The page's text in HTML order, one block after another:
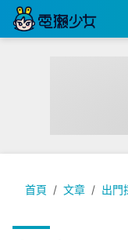
首頁 文章 出門
出門｜ROG 20